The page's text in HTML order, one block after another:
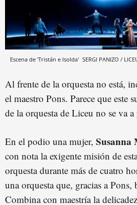
Escena de 'Tristán e Isolda' SERGI PANIZO /
Al frente de la orquesta no está,
el maestro Pons. Parece que este
de la orquesta de Liceu no se va
En el podio una mujer, Susanna
con nota la exigente misión de
orquesta durante más de cuatro
una orquesta que, gracias a
Combina con maestría la